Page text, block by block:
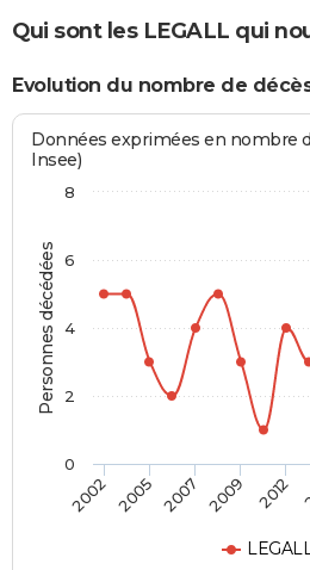
Qui sont les LEGALL qui
Evolution du nombre de
Personnes décédées
Données exprimées en nombre
Insee)
2002 2005 2007 2009 2012
0
2
4
6
8